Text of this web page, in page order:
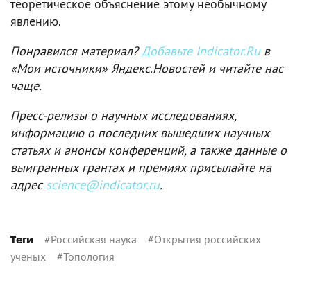
теоретическое объяснение этому необычному
явлению.
Понравился материал?Добавьте Indicator.Ruв
«Мои источники» Яндекс.Новостей и читайте нас
чаще.
Пресс-релизы о научных исследованиях,
информацию о последних вышедших научных
статьях и анонсы конференций, а также данные о
выигранных грантах и премиях присылайте на
адресscience@indicator.ru.
Теги #Российская наука #Открытия российских
ученых #Топология